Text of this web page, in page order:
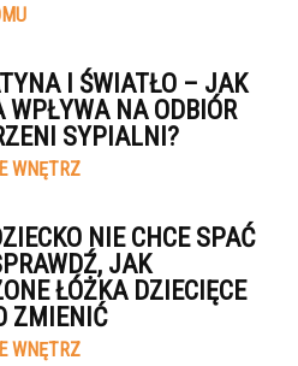
I ŚWIATŁO – JAK
WPŁYWA NA ODBIÓR
SYPIALNI?
WNĘTRZ
NIE CHCE SPAĆ
JAK
ŁÓŻKA DZIECIĘCE
ZMIENIĆ
WNĘTRZ